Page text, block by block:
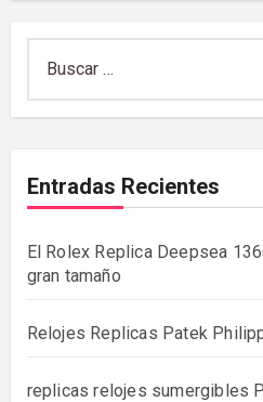
Entradas Recientes
El Rolex Replica Deepsea
gran tamaño
Relojes Replicas Patek
replicas relojes sumergibles